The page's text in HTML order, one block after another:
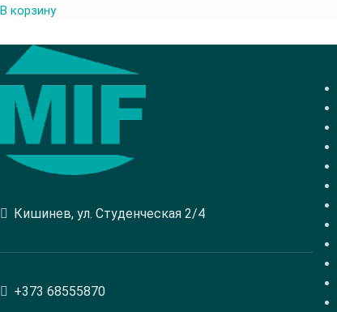
В корзину
Кишинев, ул. Студенческая 2/4
+373 68555870